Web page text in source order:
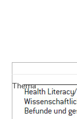
Thema